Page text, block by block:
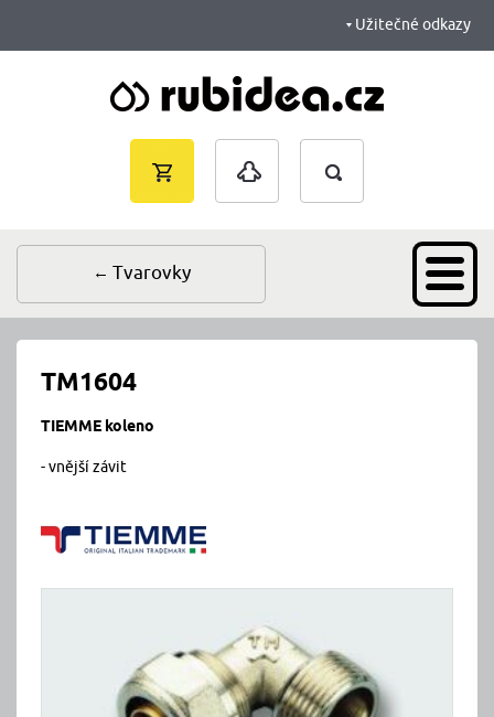
košík je
Vyhledávání
TM1604
TIEMME koleno
- vnější závit
Tvarovky
Užitečné odkazy